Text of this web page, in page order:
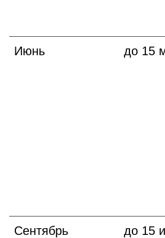
Июнь до 15
Сентябрь до 15